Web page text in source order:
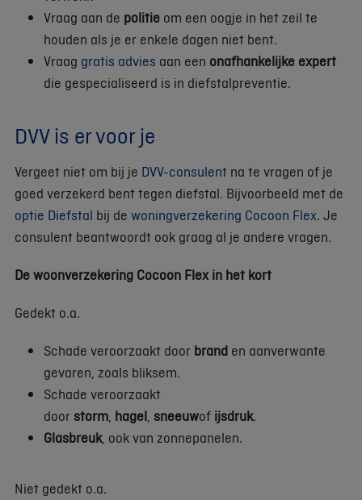
Vraag aan de politie om een oogje in het zeil te
houden als je er enkele dagen niet bent.
Vraag gratis advies aan een onafhankelijke expert
die gespecialiseerd is in diefstalpreventie.
DVV is er voor je
Vergeet niet om bij je DVV-consulent na te vragen of je
goed verzekerd bent tegen diefstal. Bijvoorbeeld met de
optie Diefstal bij de woningverzekering Cocoon Flex. Je
consulent beantwoordt ook graag al je andere vragen.
De woonverzekering Cocoon Flex in het kort
Gedekt o.a.
Schade veroorzaakt door brand en aanverwante
gevaren, zoals bliksem.
Schade veroorzaakt
door storm hagel sneeuwof ijsdruk.
Glasbreuk, ook van zonnepanelen.
Niet gedekt o.a.